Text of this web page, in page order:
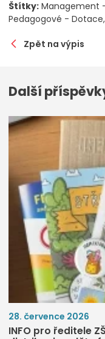
Štítky: Management
Pedagogové - Dotace
Zpět na výpis
Další
28. července 2026
INFO pro ředitele